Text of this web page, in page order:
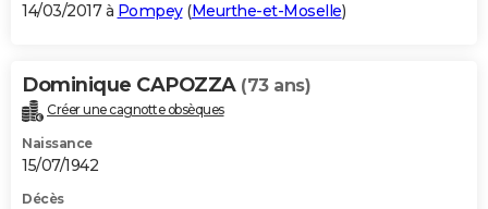
14/03/2017 à Pompey(Meurthe-et-Moselle)
Dominique CAPOZZA (73 ans)
Créer une cagnotte obsèques
Naissance
15/07/1942
Décès